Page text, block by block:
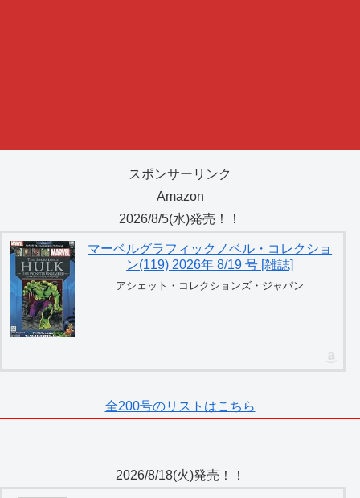
スポンサーリンク
Amazon
2026/8/5(水)発売！！
マーベルグラフィックノベル・コレクショ
ン(119) 2026年 8/19 号 [雑誌]
アシェット・コレクションズ・ジャパン
全200号のリストはこちら
2026/8/18(火)発売！！